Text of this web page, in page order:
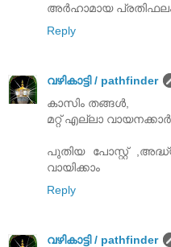
അര്‍ഹാമായ
Reply
വഴികാട്ടി / pathfinder
കാസിം തങ്ങൾ,
മറ്റ് എല്ലാ
പുതിയ പോസ്റ്റ്
വായിക്കാം
Reply
വഴികാട്ടി / pathfinder